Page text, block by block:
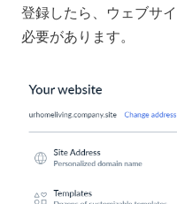
登録したら、ウェブサ
必要があります。